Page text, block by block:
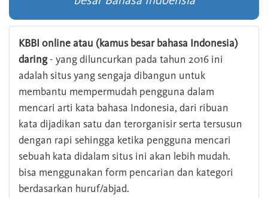
KBBI online atau (kamus besar bahasa Indonesia)
daring- yang diluncurkan pada tahun 2016 ini
adalah situs yang sengaja dibangun untuk
membantu mempermudah pengguna dalam
mencari arti kata bahasa Indonesia, dari ribuan
kata dijadikan satu dan terorganisir serta tersusun
dengan rapi sehingga ketika pengguna mencari
sebuah kata didalam situs ini akan lebih mudah.
bisa menggunakan form pencarian dan kategori
berdasarkan huruf/abjad.